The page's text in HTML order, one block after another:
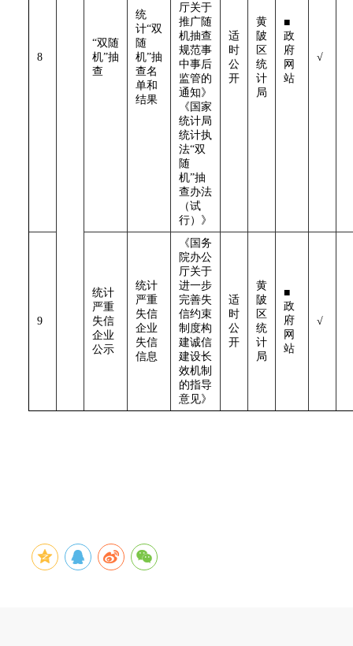
8
“双随
机”抽
查
统
计“双
随
机”抽
查名
单和
结果
厅关于
推广随
机抽查
规范事
中事后
监管的
通知》
《国家
统计局
统计执
法“双
随
机”抽
查办法
（试
行）》
适
时
公
开
黄
陂
区
统
计
局
■
政
府
网
站
√
9
统计
严重
失信
企业
公示
统计
严重
失信
企业
失信
信息
《国务
院办公
厅关于
进一步
完善失
信约束
制度构
建诚信
建设长
效机制
的指导
意见》
适
时
公
开
黄
陂
区
统
计
局
■
政
府
网
站
√